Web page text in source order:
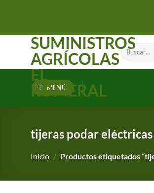
SUMINISTROS
AGRÍCOLAS
EL
ROMERAL
Buscar
por:
MENÚ
tijeras podar eléctricas
Inicio / Productos etiquetados